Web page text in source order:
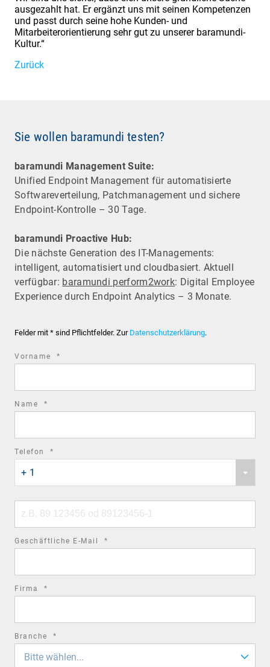
ausgezahlt hat. Er ergänzt uns mit seinen Kompetenzen
und passt durch seine hohe Kunden- und
Mitarbeiterorientierung sehr gut zu unserer baramundi-
Kultur.“
Zurück
Sie wollen baramundi testen?
baramundi Management Suite:
Unified Endpoint Management für automatisierte
Software­verteilung, Patchmanagement und sichere
Endpoint-Kontrolle – 30 Tage.
baramundi Proactive Hub:
Die nächste Generation des IT-Managements:
intelligent, automatisiert und cloudbasiert. Aktuell
verfügbar: baramundi perform2work: Digital Employee
Experience durch Endpoint Analytics – 3 Monate.
Felder mit * sind Pflichtfelder. Zur Datenschutzerklärung.
Vorname *
Name *
Telefon *
country
code
+ 1
number
Geschäftliche E-Mail *
Firma *
Branche *
Bitte wählen...